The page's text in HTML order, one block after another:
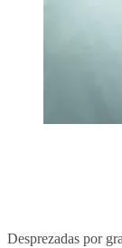
Desprezadas por